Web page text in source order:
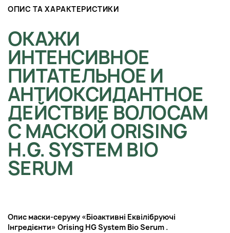
ОПИС ТА ХАРАКТЕРИСТИКИ
ОКАЖИ
ИНТЕНСИВНОЕ
ПИТАТЕЛЬНОЕ И
АНТИОКСИДАНТНОЕ
ДЕЙСТВИЕ ВОЛОСАМ
С МАСКОЙ ORISING
H.G. SYSTEM BIO
SERUM
Опис маски-серуму «Біоактивні Еквілібруючі
Інгредієнти» Orising HG System Bio Serum .